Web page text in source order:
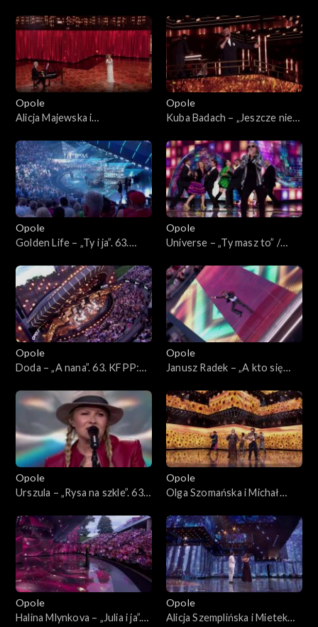
63. KFPP: Koncert
„Autobiografia. Jubileusz
Bogdana Olewicza”
przekór wszystkim będę
spać”. 63. KFPP: Koncert
„Autobiografia. Jubileusz
Bogdana Olewicza”
Opole
Alicja Majewska i
„Pamiętam Ciebie z tamtych
lat”. 63. KFPP: Koncert
„Autobiografia. Jubileusz
Bogdana Olewicza”
Opole
Kuba Badach – „Jeszcze nie
„Autobiografia. Jubileusz
Bogdana Olewicza”
Opole
Golden Life – „Ty i ja”. 63.
„Autobiografia. Jubileusz
Bogdana Olewicza”
Opole
Universe – „Ty masz to” /
Koncert „Autobiografia.
Jubileusz Bogdana Olewicza”
Opole
Doda – „A nana”. 63. KFPP:
Jubileusz Bogdana Olewicza”
Opole
Janusz Radek – „A kto się
Koncert „Autobiografia.
Jubileusz Bogdana Olewicza”
Opole
Urszula – „Rysa na szkle”. 63.
„Autobiografia. Jubileusz
Bogdana Olewicza”
Opole
Olga Szomańska i Michał
63. KFPP: Koncert
„Autobiografia. Jubileusz
Bogdana Olewicza”
Opole
Halina Mlynkova – „Julia i ja”.
Opole
Alicja Szemplińska i Mietek